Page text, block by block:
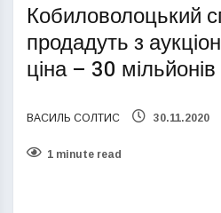
Кобиловолоцький
продадуть з
ціна – 30 мільйонів
ВАСИЛЬ СОЛТИС 30.11.2020
1 minute read